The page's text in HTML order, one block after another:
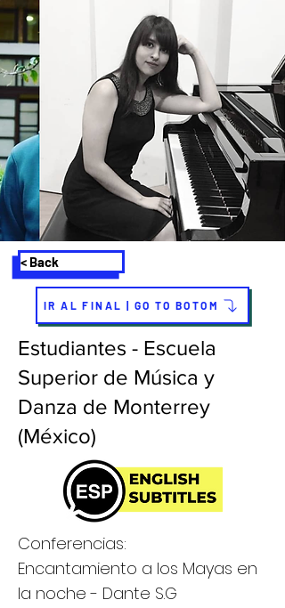
< Back
IR AL FINAL | GO TO BOTOM
Estudiantes - Escuela
Superior de Música y
Danza de Monterrey
(México)
Conferencias:
Encantamiento a los Mayas en
la noche - Dante S.G